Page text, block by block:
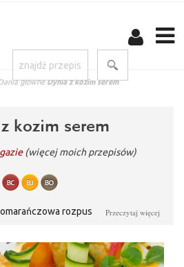
główne Dynia z kozim serem
kozim serem
(więcej moich przepisów)
rozpusta. Danie smakuje
pyszną ucztę.
Przeczytaj więcej